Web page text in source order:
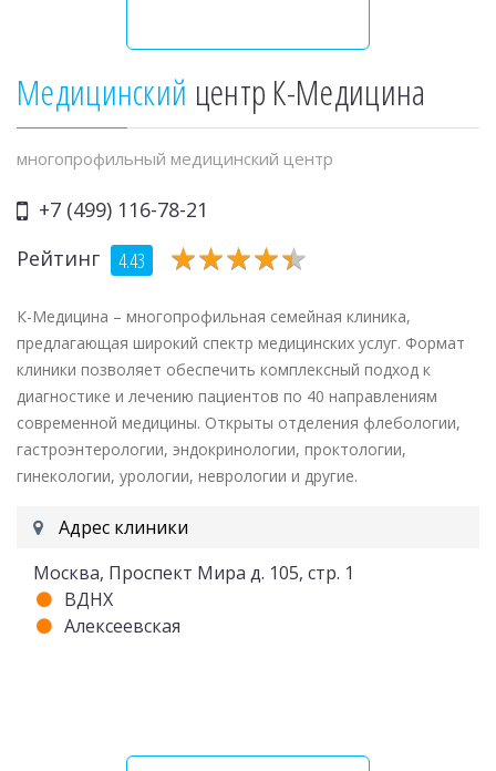
Медицинский центр К-Медицина
многопрофильный медицинский центр
+7 (499) 116-78-21
Рейтинг
4.43 ★★★★★
★★★★★
К-Медицина – многопрофильная семейная клиника,
предлагающая широкий спектр медицинских услуг. Формат
клиники позволяет обеспечить комплексный подход к
диагностике и лечению пациентов по 40 направлениям
современной медицины. Открыты отделения флебологии,
гастроэнтерологии, эндокринологии, проктологии,
гинекологии, урологии, неврологии и другие.
Адрес клиники
Москва, Проспект Мира д. 105, стр. 1
ВДНХ
Алексеевская